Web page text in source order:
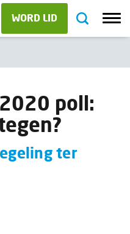
WORD LID
poll:
ter